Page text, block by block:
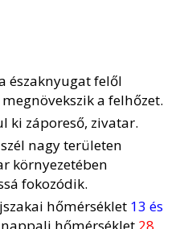
északnyugat felől
a felhőzet.
ki záporeső, zivatar.
nagy területen
környezetében
fokozódik.
hőmérséklet 13 és